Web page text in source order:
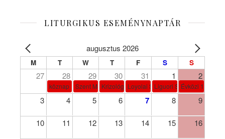
LITURGIKUS ESEMÉNYNAPTÁR
augusztus 2026
M T W T F S S
27 28 29 30 31 1 2
köznap Szent Márta, Mária és Lázár
Krizológ Szent Péter
Loyolai Szent IgnácLiguori Szent Alfonz pk-et.
Évközi 18.
3 4 5 6 7 8 9
10 11 12 13 14 15 16